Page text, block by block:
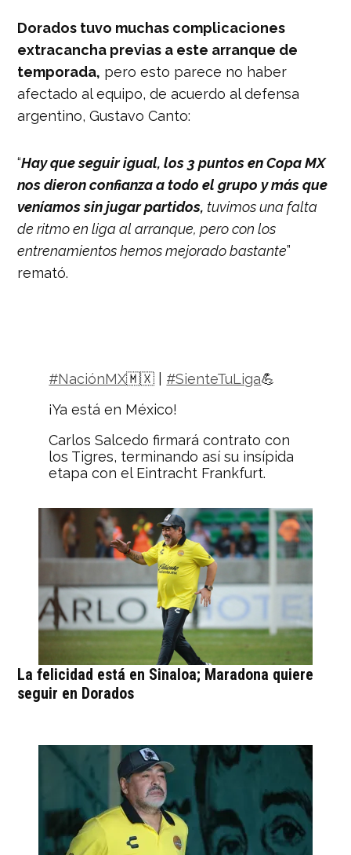
Dorados tuvo muchas complicaciones
extracancha previas a este arranque de
temporada, pero esto parece no haber
afectado al equipo, de acuerdo al defensa
argentino, Gustavo Canto:
“Hay que seguir igual, los 3 puntos en Copa MX
nos dieron confianza a todo el grupo y más que
veníamos sin jugar partidos, tuvimos una falta
de ritmo en liga al arranque, pero con los
entrenamientos hemos mejorado bastante”
remató.
#NaciónMX🇲🇽 | #SienteTuLiga💪
¡Ya está en México!
Carlos Salcedo firmará contrato con
los Tigres, terminando así su insípida
etapa con el Eintracht Frankfurt.
https://t.co/CuyyYlZlGe
pic.twitter.com/opSjsEzyhk
— Nación Deportes
(@naciondeportes_) January 21, 2019
La felicidad está en Sinaloa; Maradona quiere
seguir en Dorados